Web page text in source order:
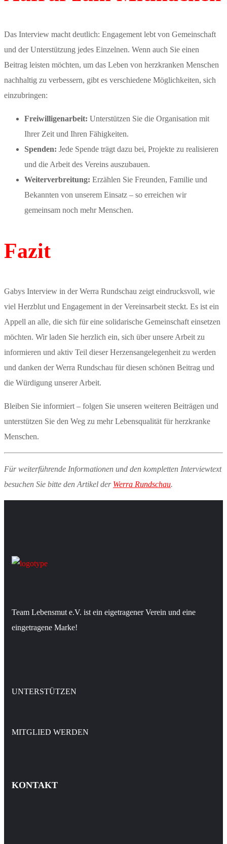
Das Interview macht deutlich: Engagement lebt von Gemeinschaft
und der Unterstützung jedes Einzelnen. Wenn auch Sie einen
Beitrag leisten möchten, um das Leben von herzkranken Menschen
nachhaltig zu verbessern, gibt es verschiedene Möglichkeiten, sich
einzubringen:
Freiwilligenarbeit: Unterstützen Sie die Organisation mit
Ihrer Zeit und Ihren Fähigkeiten.
Spenden: Jede Spende trägt dazu bei, Projekte zu realisieren
und die Arbeit des Vereins auszubauen.
Weiterverbreitung: Erzählen Sie Freunden, Familie und
Bekannten von unserem Einsatz – so erreichen wir
gemeinsam noch mehr Menschen.
Fazit
Gabys Interview in der Werra Rundschau zeigt eindrucksvoll, wie
viel Herzblut und Engagement in der Vereinsarbeit steckt. Es ist ein
Appell an alle, die sich für eine solidarische Gemeinschaft einsetzen
möchten. Wir laden Sie herzlich ein, sich über unsere Arbeit zu
informieren und aktiv Teil dieser Herzensangelegenheit zu werden
und danken der Werra Rundschau für diesen schönen Beitrag und
die Würdigung unserer Arbeit.
Bleiben Sie informiert – folgen Sie unseren weiteren Beiträgen und
unterstützen Sie den Weg zu mehr Lebensqualität für herzkranke
Menschen.
Für weiterführende Informationen und den kompletten Interviewtext
besuchen Sie bitte den Artikel der Werra Rundschau.
Team Lebensmut e.V. ist ein eigetragener Verein und eine
eingetragene Marke!
UNTERSTÜTZEN
MITGLIED WERDEN
KONTAKT